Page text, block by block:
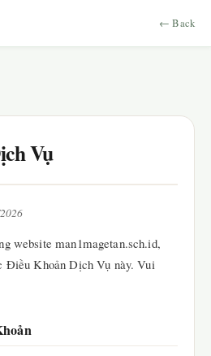
← Back
Vụ
website man1magetan.sch.id,
Điều Khoản Dịch Vụ này. Vui